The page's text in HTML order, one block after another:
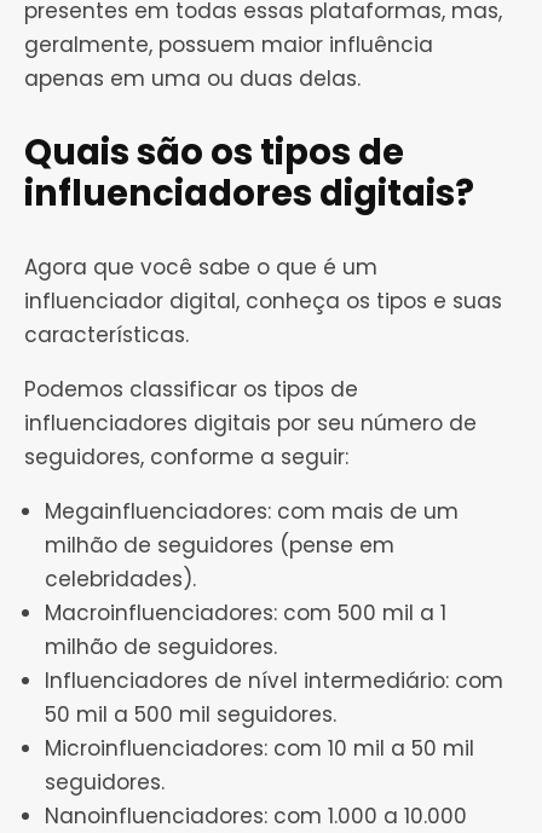
presentes em todas essas plataformas, mas,
geralmente, possuem maior influência
apenas em uma ou duas delas.
Quais são os tipos de
influenciadores digitais?
Agora que você sabe o que é um
influenciador digital, conheça os tipos e suas
características.
Podemos classificar os tipos de
influenciadores digitais por seu número de
seguidores, conforme a seguir:
Megainfluenciadores: com mais de um
milhão de seguidores (pense em
celebridades).
Macroinfluenciadores: com 500 mil a 1
milhão de seguidores.
Influenciadores de nível intermediário: com
50 mil a 500 mil seguidores.
Microinfluenciadores: com 10 mil a 50 mil
seguidores.
Nanoinfluenciadores: com 1.000 a 10.000